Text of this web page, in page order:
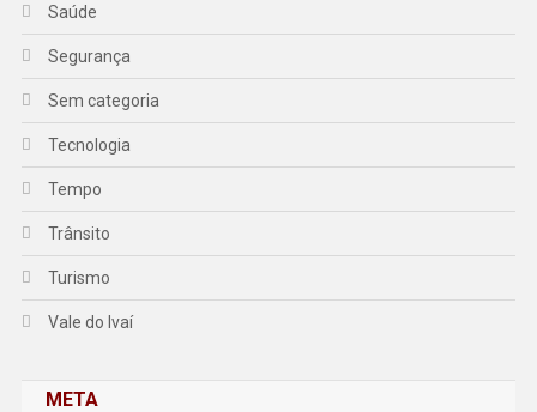
Saúde
Segurança
Sem categoria
Tecnologia
Tempo
Trânsito
Turismo
Vale do Ivaí
META